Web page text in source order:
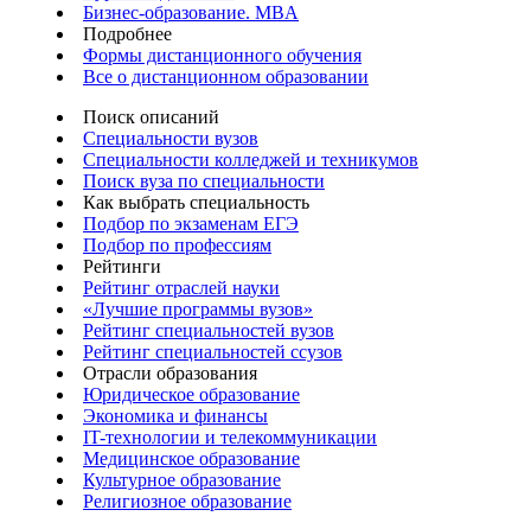
Бизнес-образование. MBA
Подробнее
Формы дистанционного обучения
Все о дистанционном образовании
Поиск описаний
Специальности вузов
Специальности колледжей и техникумов
Поиск вуза по специальности
Как выбрать специальность
Подбор по экзаменам ЕГЭ
Подбор по профессиям
Рейтинги
Рейтинг отраслей науки
«Лучшие программы вузов»
Рейтинг специальностей вузов
Рейтинг специальностей ссузов
Отрасли образования
Юридическое образование
Экономика и финансы
IT-технологии и телекоммуникации
Медицинское образование
Культурное образование
Религиозное образование